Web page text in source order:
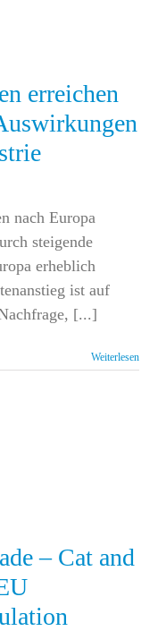
erreichen
nach Europa
steigende
erheblich
ist auf
[...]
Weiterlesen
– Cat and